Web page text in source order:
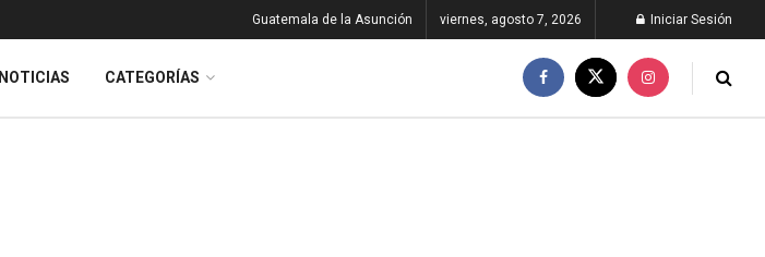
Guatemala de la Asunción viernes, agosto 7, 2026 Iniciar Sesión
NOTICIAS CATEGORÍAS